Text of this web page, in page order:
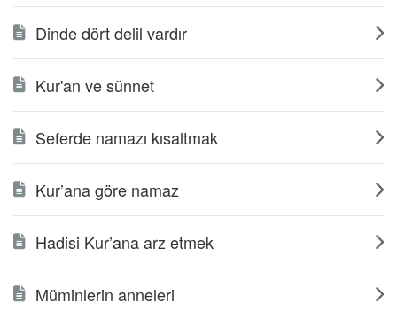
Dinde dört delil vardır
Kur'an ve sünnet
Seferde namazı kısaltmak
Kur’ana göre namaz
Hadisi Kur’ana arz etmek
Müminlerin anneleri